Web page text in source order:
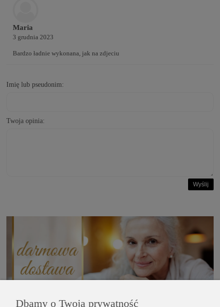
Maria
3 grudnia 2023
Bardzo ładnie wykonana, jak na zdjeciu
Imię lub pseudonim:
Twoja opinia:
Wyślij
Dbamy o Twoją prywatność